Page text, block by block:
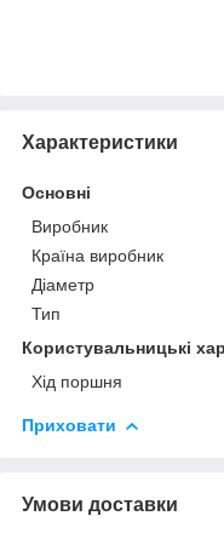
Характеристики
Основні
Виробник
Країна виробник
Діаметр
Тип
Користувальницькі
Хід поршня
Приховати
Умови доставки